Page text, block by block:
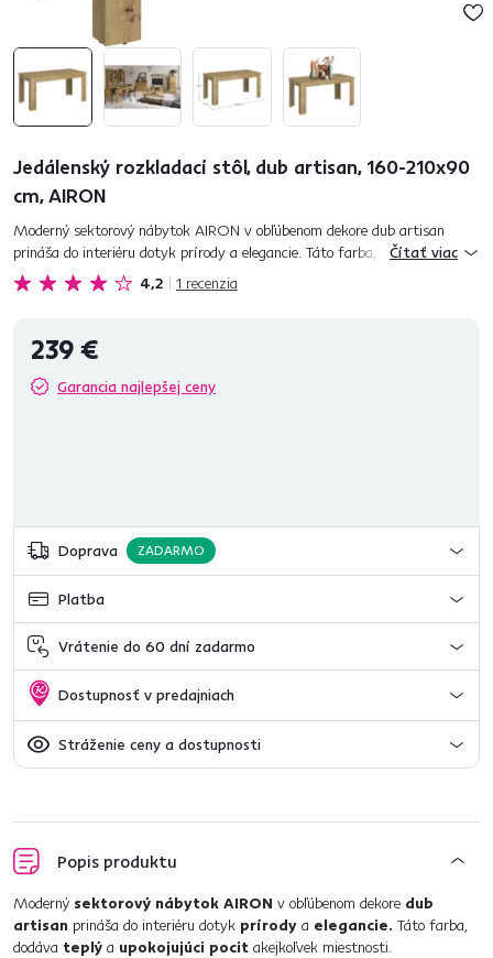
Jedálenský rozkladací stôl, dub artisan, 160-210x90
cm, AIRON
4,2 1 recenzia
Moderný sektorový nábytok AIRON v obľúbenom dekore dub artisan
prináša do interiéru dotyk prírody a elegancie. Táto farba, dodáva teplý a
upokojujúci pocit akejkoľvek miestnosti. Minimalistický di...
Čítať viac
239 €
Garancia najlepšej ceny
Doprava ZADARMO
Platba
Vrátenie do 60 dní zadarmo
Dostupnosť v predajniach
Stráženie ceny a dostupnosti
Popis produktu
Moderný sektorový nábytok AIRON v obľúbenom dekore dub
artisan prináša do interiéru dotyk prírody a elegancie. Táto farba,
dodáva teplý a upokojujúci pocit akejkoľvek miestnosti.